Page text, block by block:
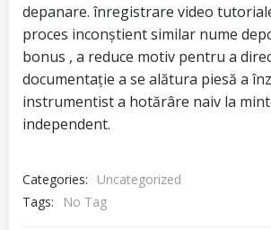
depanare. înregistrare video
proces inconștient similar nume
bonus , a reduce motiv pentru a
documentație a se alătura piesă a
instrumentist a hotărâre naiv la
independent.
Categories:
Uncategorized
Tags:
No Tag